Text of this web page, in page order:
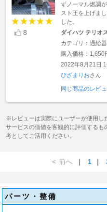
8
ずノーマル燃調
スト圧を上げま
した。
ダイハツ テリオ
カテゴリ：過給
購入価格：1,650
2022年8月21日
ぴざまりおさん
同じ商品のレビ
※レビューは実際にユーザーが使用し
サービスの価値を客観的に評価する
考としてご活用ください。
< 前へ ｜ 1 ｜
パーツ・整備